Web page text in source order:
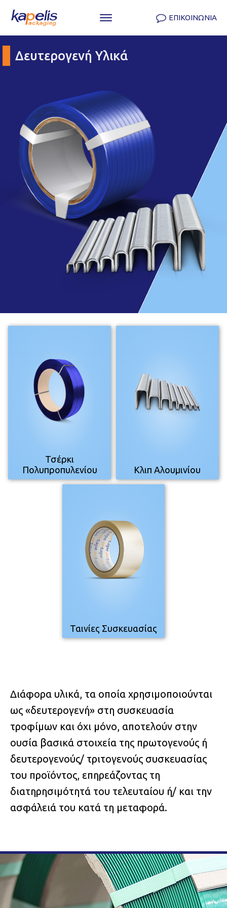
ΕΠΙΚΟΙΝΩΝΙΑ
Δευτερογενή Υλικά
Τσέρκι
Πολυπροπυλενίου
Κλιπ Αλουμινίου
Ταινίες Συσκευασίας
Διάφορα υλικά, τα οποία χρησιμοποιούνται
ως «δευτερογενή» στη συσκευασία
τροφίμων και όχι μόνο, αποτελούν στην
ουσία βασικά στοιχεία της πρωτογενούς ή
δευτερογενούς/ τριτογενούς συσκευασίας
του προϊόντος, επηρεάζοντας τη
διατηρησιμότητά του τελευταίου ή/ και την
ασφάλειά του κατά τη μεταφορά.